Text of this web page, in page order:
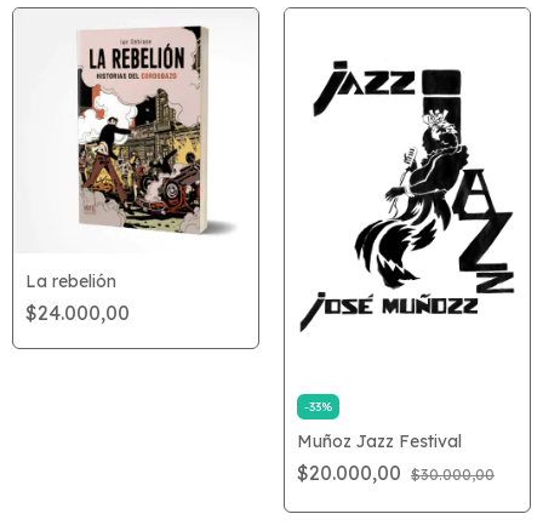
La rebelión
$24.000,00
-33%
Muñoz Jazz Festival
$20.000,00 $30.000,00